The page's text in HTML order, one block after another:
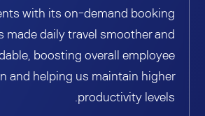
with its on-demand booking
made daily travel smoother and
boosting overall employee
and helping us maintain higher
productivity levels.